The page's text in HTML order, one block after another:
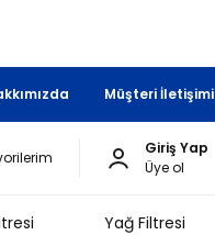
Müşteri İletişimi
Giriş Yap
Üye ol
Yağ Filtresi